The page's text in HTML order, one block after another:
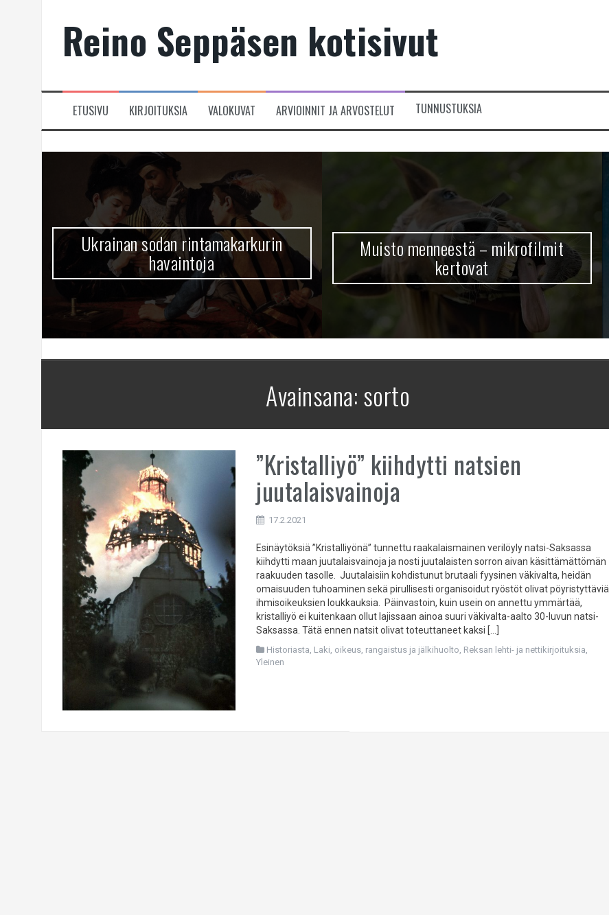
Reino Seppäsen kotisivut
ETUSIVU KIRJOITUKSIA VALOKUVAT ARVIOINNIT JA ARVOSTELUT TUNNUSTUKSIA
Ukrainan sodan rintamakarkurin
havaintoja
Muisto menneestä – mikrofilmit
kertovat
Avainsana:sorto
”Kristalliyö” kiihdytti natsien
juutalaisvainoja
17.2.2021
Esinäytöksiä ”Kristalliyönä” tunnettu raakalaismainen verilöyly natsi-Saksassa
kiihdytti maan juutalaisvainoja ja nosti juutalaisten sorron aivan käsittämättömän
raakuuden tasolle. Juutalaisiin kohdistunut brutaali fyysinen väkivalta, heidän
omaisuuden tuhoaminen sekä pirullisesti organisoidut ryöstöt olivat pöyristyttäviä
ihmisoikeuksien loukkauksia. Päinvastoin, kuin usein on annettu ymmärtää,
kristalliyö ei kuitenkaan ollut lajissaan ainoa suuri väkivalta-aalto 30-luvun natsi-
Saksassa. Tätä ennen natsit olivat toteuttaneet kaksi […]
Historiasta, Laki, oikeus, rangaistus ja jälkihuolto, Reksan lehti- ja nettikirjoituksia,
Yleinen